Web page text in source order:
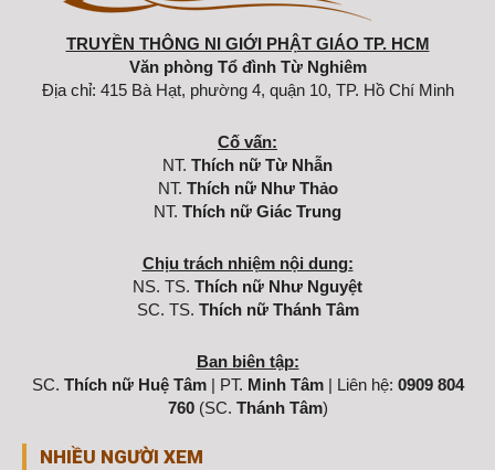
TRUYỀN THÔNG NI GIỚI PHẬT GIÁO TP. HCM
Văn phòng Tổ đình Từ Nghiêm
Địa chỉ: 415 Bà Hạt, phường 4, quận 10, TP. Hồ Chí Minh
Cố vấn:
NT. Thích nữ Từ Nhẫn
NT. Thích nữ Như Thảo
NT. Thích nữ Giác Trung
Chịu trách nhiệm nội dung:
NS. TS. Thích nữ Như Nguyệt
SC. TS. Thích nữ Thánh Tâm
Ban biên tập:
SC. Thích nữ Huệ Tâm| PT. Minh Tâm| Liên hệ: 0909 804
760(SC. Thánh Tâm)
NHIỀU NGƯỜI XEM